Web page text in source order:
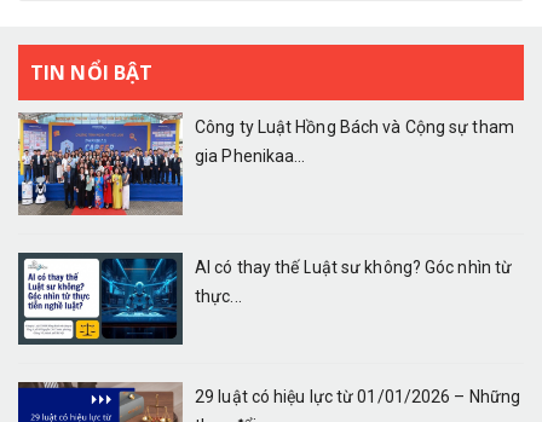
TIN NỔI BẬT
Công ty Luật Hồng Bách và Cộng sự tham
gia Phenikaa...
AI có thay thế Luật sư không? Góc nhìn từ
thực...
29 luật có hiệu lực từ 01/01/2026 – Những